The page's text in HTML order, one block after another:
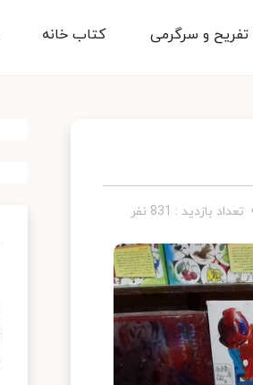
کتاب خانه تفریح و سرگرمی
تعداد بازدید : 831 نفر